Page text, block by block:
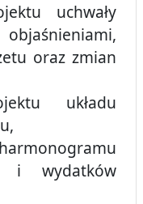
uchwały
oraz zmian
układu
i wydatków